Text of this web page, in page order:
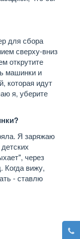
для сбора
сверху-вниз
открутите
машинки и
которая идут
я, уберите
Я заряжаю
через
Когда вижу,
- ставлю